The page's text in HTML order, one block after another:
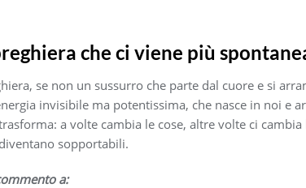
che ci viene più
se non un sussurro che parte dal cuore e si
invisibile ma potentissima, che nasce in noi e
a volte cambia le cose, altre volte ci
sopportabili.
a: